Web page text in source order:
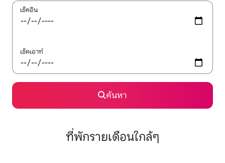
เช็คอิน
เช็คเอาท์
ค้นหา
ที่พักรายเดือนใกล้ๆ